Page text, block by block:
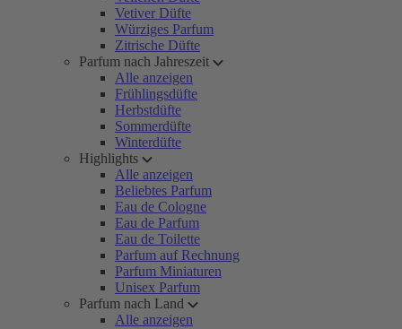
Vetiver Düfte
Würziges Parfum
Zitrische Düfte
Parfum nach Jahreszeit
Alle anzeigen
Frühlingsdüfte
Herbstdüfte
Sommerdüfte
Winterdüfte
Highlights
Alle anzeigen
Beliebtes Parfum
Eau de Cologne
Eau de Parfum
Eau de Toilette
Parfum auf Rechnung
Parfum Miniaturen
Unisex Parfum
Parfum nach Land
Alle anzeigen